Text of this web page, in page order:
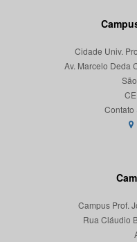
Cidade Univ.
Av. Marcelo Deda
Campus Prof.
Rua Cláudio